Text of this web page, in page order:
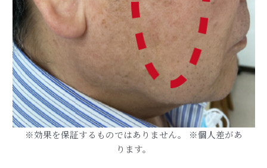
※効果を保証するものではありません。 ※個人差があ
ります。